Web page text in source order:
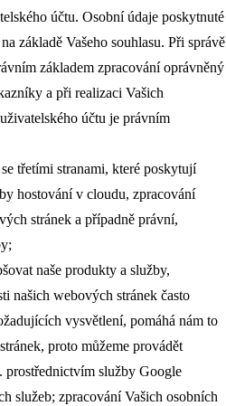
účtu. Osobní údaje poskytnuté
základě Vašeho souhlasu. Při správě
základem zpracování oprávněný
a při realizaci Vašich
účtu je právním
třetími stranami, které poskytují
hostování v cloudu, zpracování
stránek a případně právní,
naše produkty a služby,
našich webových stránek často
vysvětlení, pomáhá nám to
proto můžeme provádět
prostřednictvím služby Google
služeb; zpracování Vašich osobních